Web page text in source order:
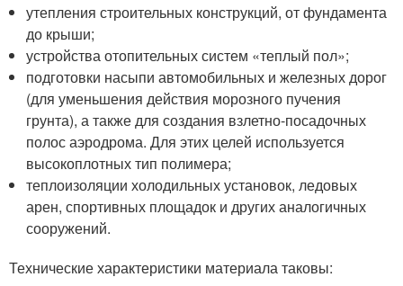
утепления строительных конструкций, от фундамента
до крыши;
устройства отопительных систем «теплый пол»;
подготовки насыпи автомобильных и железных дорог
(для уменьшения действия морозного пучения
грунта), а также для создания взлетно-посадочных
полос аэродрома. Для этих целей используется
высокоплотных тип полимера;
теплоизоляции холодильных установок, ледовых
арен, спортивных площадок и других аналогичных
сооружений.
Технические характеристики материала таковы: